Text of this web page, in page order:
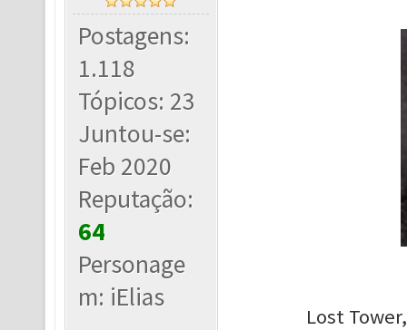
Postagens:
1.118
Tópicos: 23
Juntou-se:
Feb 2020
Reputação:
64
Personage
m: iElias
Lost